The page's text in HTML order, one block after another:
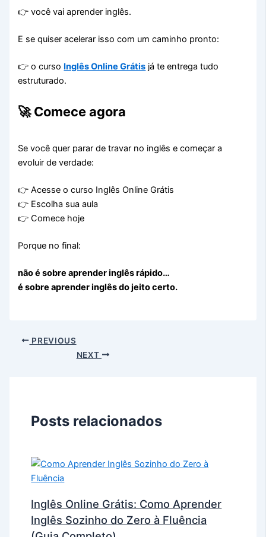
👉 você vai aprender inglês.
E se quiser acelerar isso com um caminho pronto:
👉 o curso Inglês Online Grátis já te entrega tudo
estruturado.
🚀 Comece agora
Se você quer parar de travar no inglês e começar a
evoluir de verdade:
👉 Acesse o curso Inglês Online Grátis
👉 Escolha sua aula
👉 Comece hoje
Porque no final:
não é sobre aprender inglês rápido…
é sobre aprender inglês do jeito certo.
PREVIOUS
NEXT
Posts relacionados
Inglês Online Grátis: Como Aprender
Inglês Sozinho do Zero à Fluência